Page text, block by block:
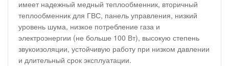
имеет надежный медный теплообменник, вторичный
теплообменник для ГВС, панель управления, низкий
уровень шума, низкое потребление газа и
электроэнергии (не больше 100 Вт), высокую степень
звукоизоляции, устойчивую работу при низком давлении
и длительный срок эксплуатации.